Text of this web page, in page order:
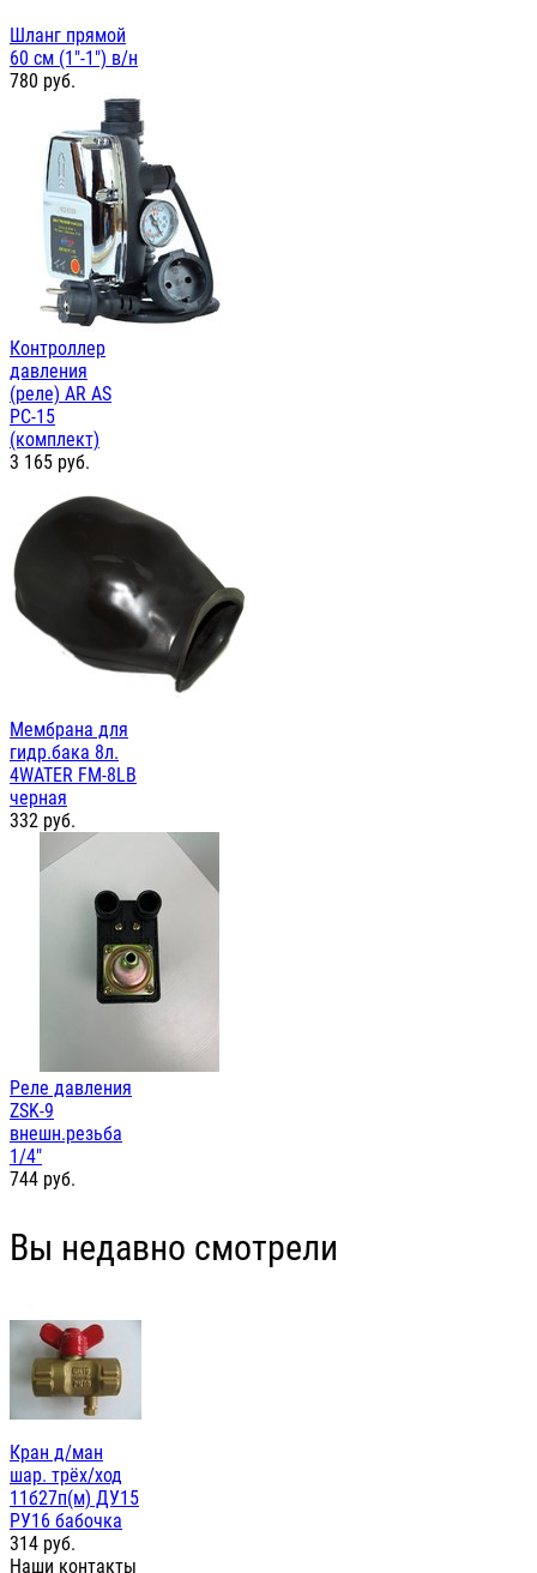
Шланг прямой
60 см (1"-1") в/н
780 руб.
Контроллер
давления
(реле) AR AS
PC-15
(комплект)
3 165 руб.
Мембрана для
гидр.бака 8л.
4WATER FM-8LB
черная
332 руб.
Реле давления
ZSK-9
внешн.резьба
1/4"
744 руб.
Вы недавно смотрели
Кран д/ман
шар. трёх/ход
11б27п(м) ДУ15
РУ16 бабочка
314 руб.
Наши контакты